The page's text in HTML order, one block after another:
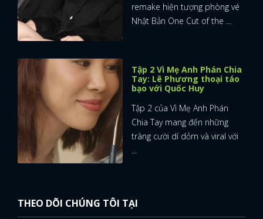
remake hiện tượng phòng vé
Nhật Bản One Cut of the ...
Tập 2 Vì Mẹ Anh Phán Chia
Tay: Lê Phương thoại táo
bạo với Quốc Huy
Tập 2 của Vì Mẹ Anh Phán
Chia Tay mang đến những
tràng cười dí dỏm và viral với
THEO DÕI CHÚNG TÔI TẠI